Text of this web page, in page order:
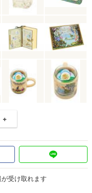
受け取れます